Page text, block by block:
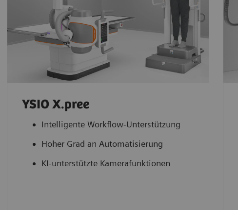
YSIO X.pree
Intelligente Workflow-Unterstützung
Hoher Grad an Automatisierung
KI-unterstützte Kamerafunktionen